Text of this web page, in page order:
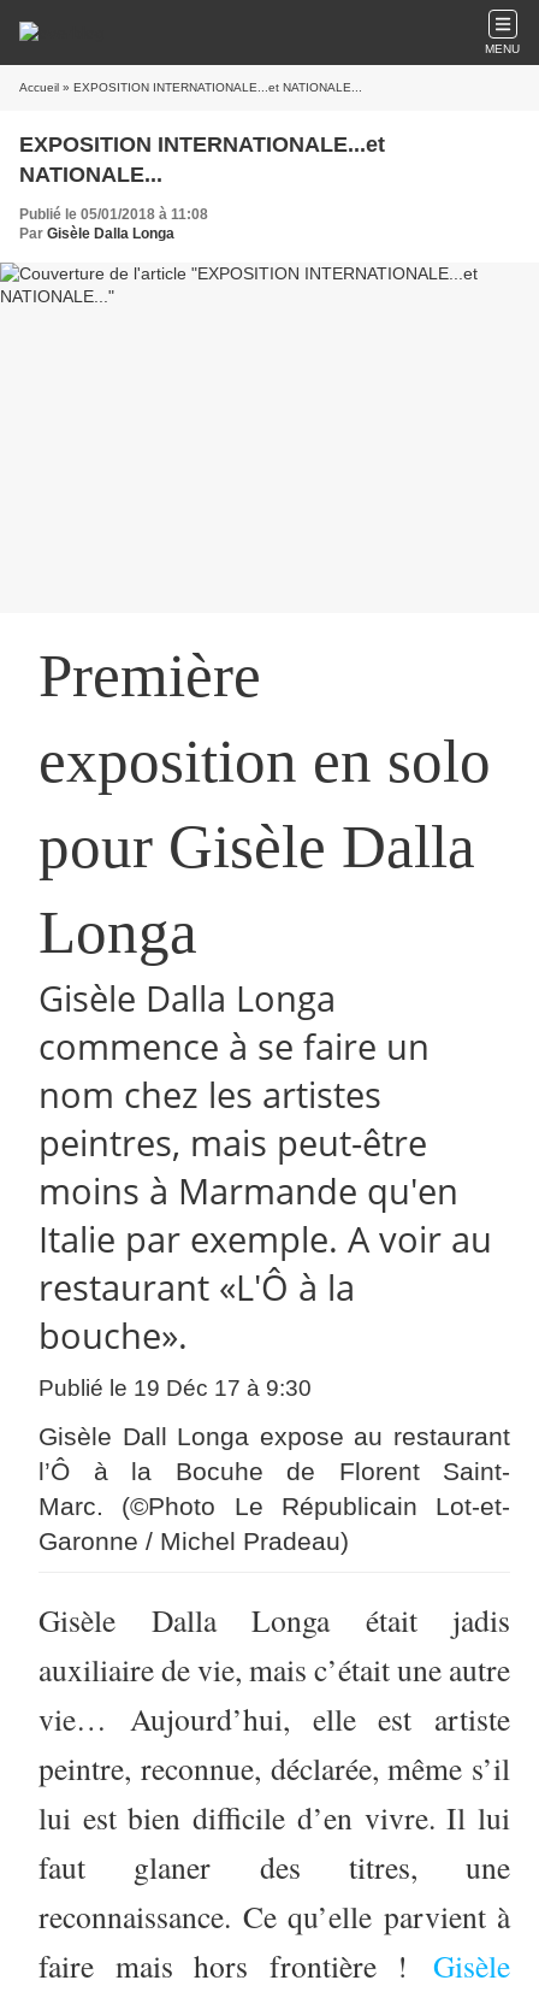
MENU
Accueil » EXPOSITION INTERNATIONALE...et NATIONALE...
EXPOSITION INTERNATIONALE...et
NATIONALE...
Publié le 05/01/2018 à 11:08
Par Gisèle Dalla Longa
Première
exposition en solo
pour Gisèle Dalla
Longa
Gisèle Dalla Longa
commence à se faire un
nom chez les artistes
peintres, mais peut-être
moins à Marmande qu'en
Italie par exemple. A voir au
restaurant «L'Ô à la
bouche».
Publié le 19 Déc 17 à 9:30
Gisèle Dall Longa expose au restaurant
l’Ô à la Bocuhe de Florent Saint-
Marc. (©Photo Le Républicain Lot-et-
Garonne / Michel Pradeau)
Gisèle Dalla Longa était jadis
auxiliaire de vie, mais c’était une autre
vie… Aujourd’hui, elle est artiste
peintre, reconnue, déclarée, même s’il
lui est bien difficile d’en vivre. Il lui
faut glaner des titres, une
reconnaissance. Ce qu’elle parvient à
faire mais hors frontière ! Gisèle